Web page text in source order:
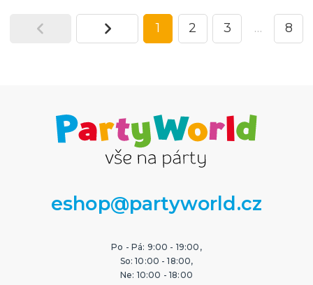
1 2 3 … 8
eshop@partyworld.cz
Po - Pá: 9:00 - 19:00,
So: 10:00 - 18:00,
Ne: 10:00 - 18:00